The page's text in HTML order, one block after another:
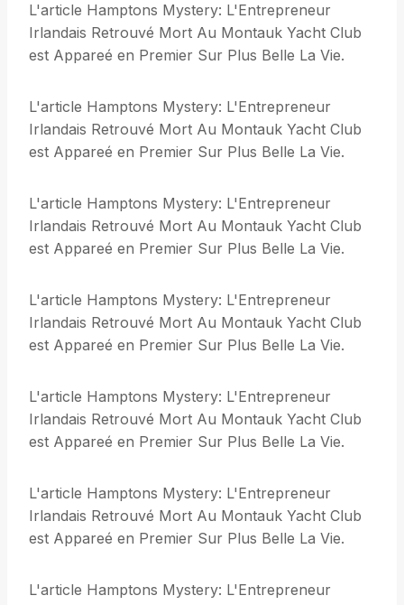
L'article Hamptons Mystery: L'Entrepreneur
Irlandais Retrouvé Mort Au Montauk Yacht Club
est Appareé en Premier Sur Plus Belle La Vie.
L'article Hamptons Mystery: L'Entrepreneur
Irlandais Retrouvé Mort Au Montauk Yacht Club
est Appareé en Premier Sur Plus Belle La Vie.
L'article Hamptons Mystery: L'Entrepreneur
Irlandais Retrouvé Mort Au Montauk Yacht Club
est Appareé en Premier Sur Plus Belle La Vie.
L'article Hamptons Mystery: L'Entrepreneur
Irlandais Retrouvé Mort Au Montauk Yacht Club
est Appareé en Premier Sur Plus Belle La Vie.
L'article Hamptons Mystery: L'Entrepreneur
Irlandais Retrouvé Mort Au Montauk Yacht Club
est Appareé en Premier Sur Plus Belle La Vie.
L'article Hamptons Mystery: L'Entrepreneur
Irlandais Retrouvé Mort Au Montauk Yacht Club
est Appareé en Premier Sur Plus Belle La Vie.
L'article Hamptons Mystery: L'Entrepreneur